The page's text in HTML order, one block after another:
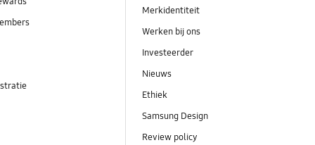
Merkidentiteit
Werken bij ons
Investeerder
Nieuws
Ethiek
Samsung Design
Review policy